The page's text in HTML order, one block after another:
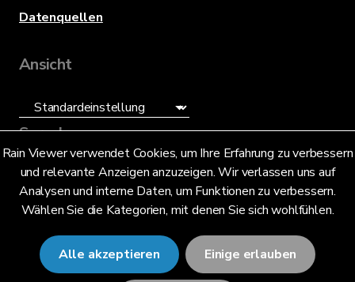
Rain Viewer verwendet Cookies, um Ihre Erfahrung zu verbessern
und relevante Anzeigen anzuzeigen. Wir verlassen uns auf
Analysen und interne Daten, um Funktionen zu verbessern.
Wählen Sie die Kategorien, mit denen Sie sich wohlfühlen.
Alle akzeptieren Einige erlauben
Datenquellen
Ansicht
Sprache
Deutsch (DE)
© 2026 RainViewer,MeteoLab Inc.